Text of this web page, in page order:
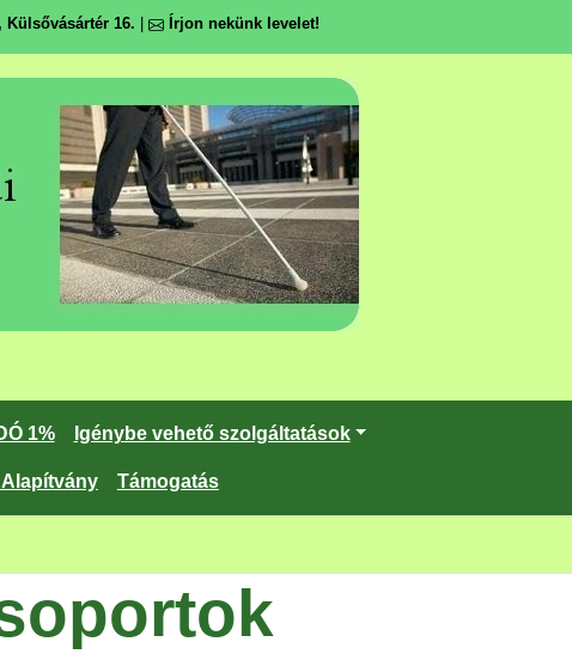
Külsővásártér 16. Írjon nekünk levelet!
1% Igénybe vehető szolgáltatások
Támogatás